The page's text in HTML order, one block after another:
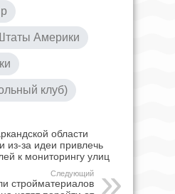
Америки
клуб)
области
из-за идеи привлечь
к мониторингу улиц
Следующий
стройматериалов